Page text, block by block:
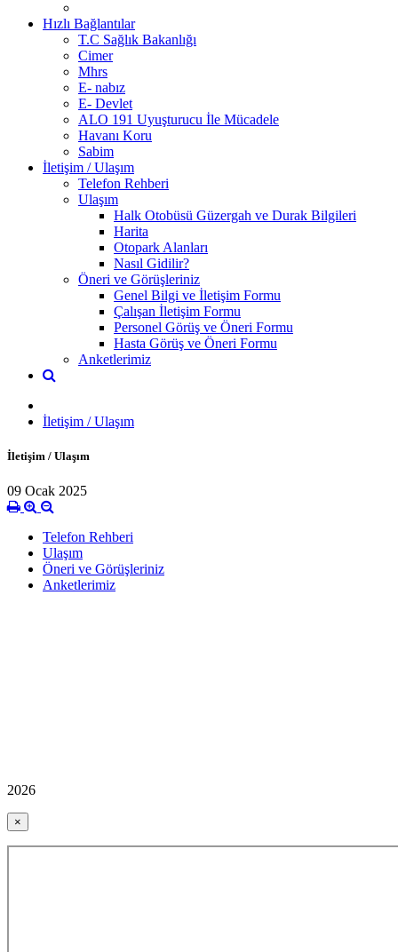
Hızlı Bağlantılar
T.C Sağlık Bakanlığı
Cimer
Mhrs
E- nabız
E- Devlet
ALO 191 Uyuşturucu İle Mücadele
Havanı Koru
Sabim
İletişim / Ulaşım
Telefon Rehberi
Ulaşım
Halk Otobüsü Güzergah ve Durak Bilgileri
Harita
Otopark Alanları
Nasıl Gidilir?
Öneri ve Görüşleriniz
Genel Bilgi ve İletişim Formu
Çalışan İletişim Formu
Personel Görüş ve Öneri Formu
Hasta Görüş ve Öneri Formu
Anketlerimiz
İletişim / Ulaşım
İletişim / Ulaşım
09 Ocak 2025
Telefon Rehberi
Ulaşım
Öneri ve Görüşleriniz
Anketlerimiz
2026
×